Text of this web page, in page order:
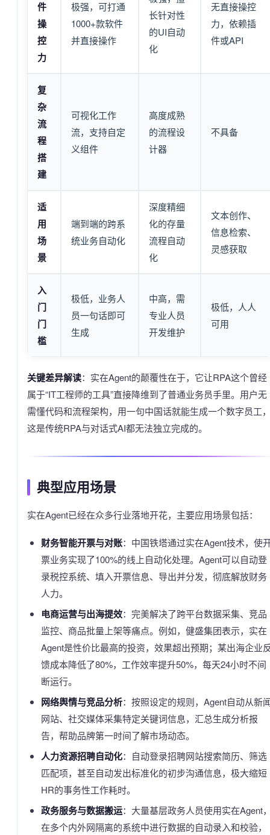
件
操
控
力
极强，可打通
1000+款软件
并直接操作
长针对性
的UI自动
化
无直接操控
力，依赖插
件或API
复
杂
流
程
搭
建
可视化工作
流，支持自定
义组件
高度成熟
的流程设
计器
不具备
适
用
场
景
端到端的跨系
统业务自动化
深度精细
化的存量
流程自动
化
文本创作、
信息检索、
灵感获取
入
门
门
槛
极低，业务人
员一句话即可
生成
中高，需
专业人员
开发维护
极低，人人
可用
关键差异解读：实在Agent的颠覆性在于，它让RPA这个曾经
属于“IT工程师的工具”直接降维到了普通业务员手里。用户无
需懂代码和流程架构，用一句中国话就能生成一个数字员工
这是传统RPA与对话式AI都无法独立完成的。
典型应用场景
实在Agent已经在众多行业落地开花，主要应用场景包括：
财务智能开票与对账：中国铁塔通过实在Agent技术，使
票业务实现了100%的线上自动化处理。Agent可以自动登
录税控系统、填入开票信息、导出并分发，彻底解放财务
人力。
电商运营与出海提效：完美解决了跨平台数据采集、竞品
监控、商品批量上架等痛点。例如，健盛集团表示，实在
Agent是性价比最高的投资，效果超出预期；某出海企业
馈成本降低了80%，工作效率提升50%，每天24小时不间
断运行。
网络舆情与竞品分析：按照设定的规则，Agent自动从新
网站、社交媒体采集特定关键词信息，汇总生成分析报
告，帮助品牌第一时间了解市场动态。
人力资源招聘自动化：自动登录招聘网站搜索简历、筛选
匹配项，甚至自动发出标准化的初步沟通信息，极大缩短
HR的事务性工作耗时。
政务服务与数据搬运：大量基层政务人员使用实在Agent
在多个内外网隔离的系统中进行数据的自动录入和校验，